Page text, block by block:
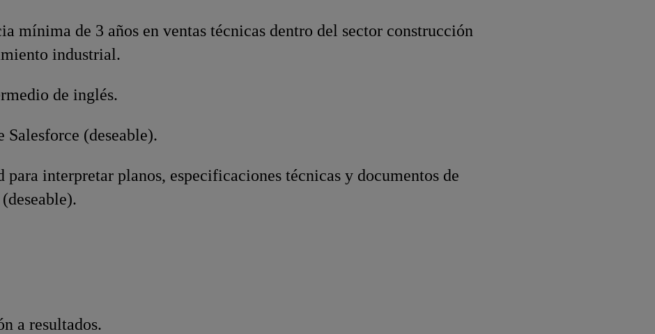
mínima de 3 años en ventas técnicas dentro del sector construcción
industrial.
de inglés.
Salesforce (deseable).
para interpretar planos, especificaciones técnicas y documentos de
a resultados.